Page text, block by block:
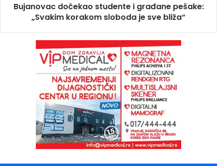
Bujanovac dočekao studente i građane pešake:
„Svakim korakom sloboda je sve bliža“